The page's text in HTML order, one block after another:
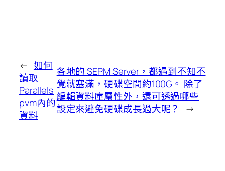
← 如何
讀取
Parallels
pvm內的
資料
各地的 SEPM Server，都遇到不知不
覺就塞滿，硬碟空間約100G。 除了
編輯資料庫屬性外，還可透過哪些
設定來避免硬碟成長過大呢？
→